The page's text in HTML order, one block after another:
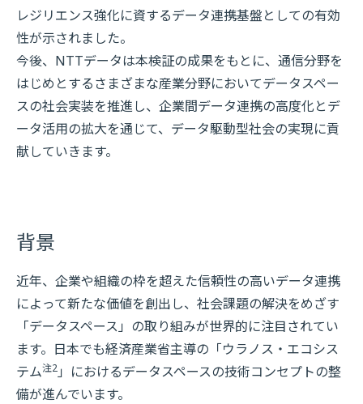
レジリエンス強化に資するデータ連携基盤としての有効
性が示されました。
今後、NTTデータは本検証の成果をもとに、通信分野を
はじめとするさまざまな産業分野においてデータスペー
スの社会実装を推進し、企業間データ連携の高度化とデ
ータ活用の拡大を通じて、データ駆動型社会の実現に貢
献していきます。
背景
近年、企業や組織の枠を超えた信頼性の高いデータ連携
によって新たな価値を創出し、社会課題の解決をめざす
「データスペース」の取り組みが世界的に注目されてい
ます。日本でも経済産業省主導の「ウラノス・エコシス
テム注2 」におけるデータスペースの技術コンセプトの整
備が進んでいます。